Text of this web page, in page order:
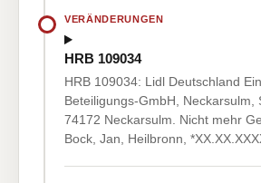
VERÄNDERUNGEN
HRB 109034
HRB 109034: Lidl Deutschland
Beteiligungs-GmbH, Neckarsulm,
74172 Neckarsulm. Nicht mehr
Bock, Jan, Heilbronn,